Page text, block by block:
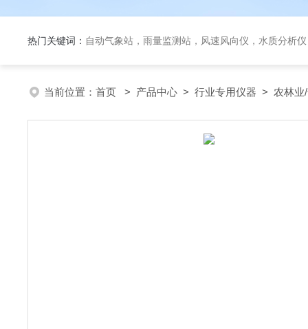
热门关键词： 自动气象站，雨量监测站，风速风向仪，水质分析
当前位置： 首页 > 产品中心 > 行业专用仪器 > 农林业